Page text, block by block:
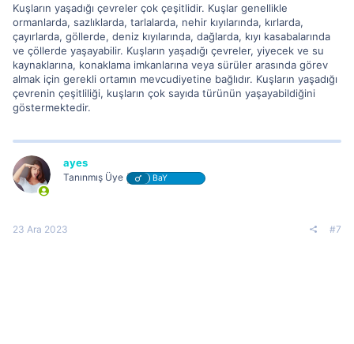
Kuşların yaşadığı çevreler çok çeşitlidir. Kuşlar genellikle
ormanlarda, sazlıklarda, tarlalarda, nehir kıyılarında, kırlarda,
çayırlarda, göllerde, deniz kıyılarında, dağlarda, kıyı kasabalarında
ve çöllerde yaşayabilir. Kuşların yaşadığı çevreler, yiyecek ve su
kaynaklarına, konaklama imkanlarına veya sürüler arasında görev
almak için gerekli ortamın mevcudiyetine bağlıdır. Kuşların yaşadığı
çevrenin çeşitliliği, kuşların çok sayıda türünün yaşayabildiğini
göstermektedir.
ayes
Tanınmış Üye BaY
23 Ara 2023 #7